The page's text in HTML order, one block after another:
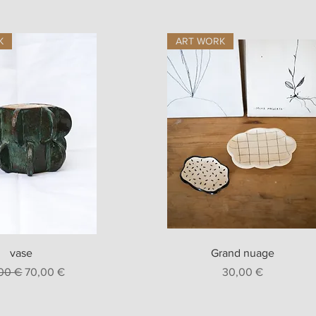
rapide
vase
€ Prix promotionnel
70,00 €
Aperçu rapide
ART WORK
Grand nuage
Prix
30,00 €